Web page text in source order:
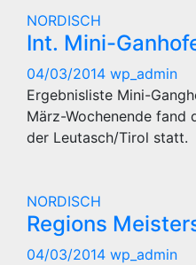
NORDISCH
Int. Mini-
04/03/2014 wp_admin
Ergebnisliste Mini-
März-Wochenende fand
der Leutasch/Tirol statt.
NORDISCH
Regions
04/03/2014 wp_admin